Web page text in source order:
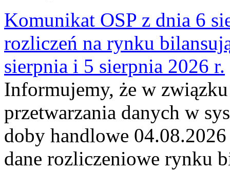
Komunikat OSP z dnia 6
rozliczeń na rynku
sierpnia i 5 sierpnia 2026 r.
Informujemy, że w
przetwarzania danych w
doby handlowe
dane rozliczeniowe rynku